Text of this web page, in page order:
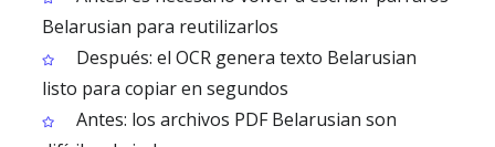
Belarusian para reutilizarlos
Después: el OCR genera texto Belarusian
listo para copiar en segundos
Antes: los archivos PDF Belarusian son